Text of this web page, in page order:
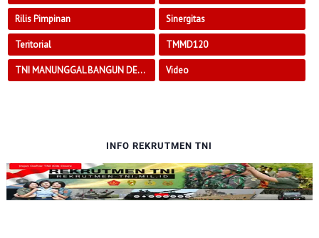
Rilis Pimpinan Sinergitas
Teritorial TMMD120
TNI MANUNGGAL BANGUN DESA Video
INFO REKRUTMEN TNI